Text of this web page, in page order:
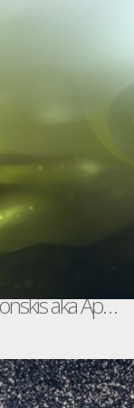
Illustrations d’animaux / Rihards Donskis aka Apofiss